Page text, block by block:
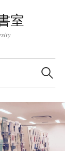
室
検
索: